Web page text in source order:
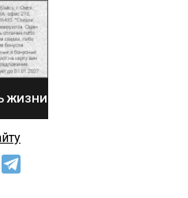
ЖИЗНИ